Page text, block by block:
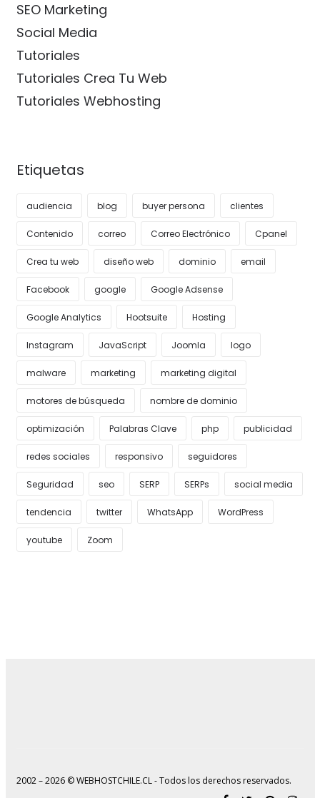
SEO Marketing
Social Media
Tutoriales
Tutoriales Crea Tu Web
Tutoriales Webhosting
Etiquetas
audiencia blog buyer persona clientes
Contenido correo Correo Electrónico Cpanel
Crea tu web diseño web dominio email
Facebook google Google Adsense
Google Analytics Hootsuite Hosting
Instagram JavaScript Joomla logo
malware marketing marketing digital
motores de búsqueda nombre de dominio
optimización Palabras Clave php publicidad
redes sociales responsivo seguidores
Seguridad seo SERP SERPs social media
tendencia twitter WhatsApp WordPress
youtube Zoom
2002 – 2026 © WEBHOSTCHILE.CL - Todos los derechos reservados.